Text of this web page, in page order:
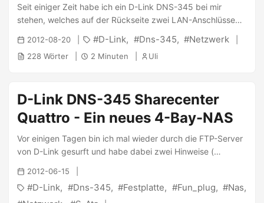
steigenden Speicherbedarf. ...
Seit einiger Zeit habe ich ein D-Link DNS-345 bei mir
stehen, welches auf der Rückseite zwei LAN-Anschlüsse
aufweist, die im Webinterface nur auf Bonding
konfigurierbar sind. Die Option dieses Bonding aufzulösen
hatte D-Link deaktiviert. Mittels eines installierten fun_plug
"/network_mgr/bonding/enable" 0 xmldbc -D
/usr/local/config/config.xml Das bewirkt, dass das Bonding
deaktiviert wird. Wahlweise kann man
/usr/local/config/config.xml editieren. Anschließend muss
man einmal das NAS durchstarten, damit das Bonding
2012-08-20 D-Link Dns-345 Netzwerk
228 Wörter 2 Minuten Uli
D-Link DNS-345 Sharecenter
Quattro - Ein neues 4-Bay-NAS
Vor einigen Tagen bin ich mal wieder durch die FTP-Server
von D-Link gesurft und habe dabei zwei Hinweise (
Datenblatt ( Mirror) und Handbuch ( Mirror)) auf ein neues
NAS von D-Link gefunden, das D-Link DNS-345
Sharecenter Quattro, ein NAS mit 4 Festplatteneinschüben
2012-06-15
D-Link Dns-345 Festplatte Fun_plug
Nas